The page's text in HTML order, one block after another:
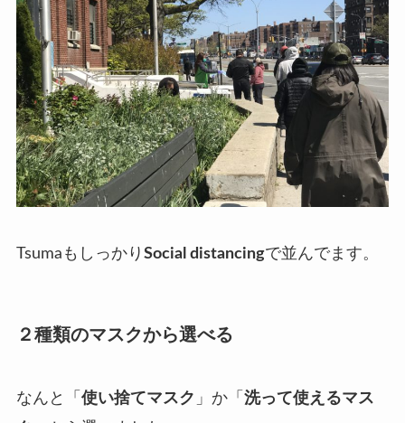
Tsumaもしっかり Social distancingで並んでます。
２種類のマスクから選べる
なんと「 使い捨てマスク 」か「 洗って使えるマス